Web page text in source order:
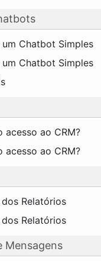
Chatbot Simples
Chatbot Simples
acesso ao CRM?
acesso ao CRM?
Relatórios
Relatórios
Mensagens